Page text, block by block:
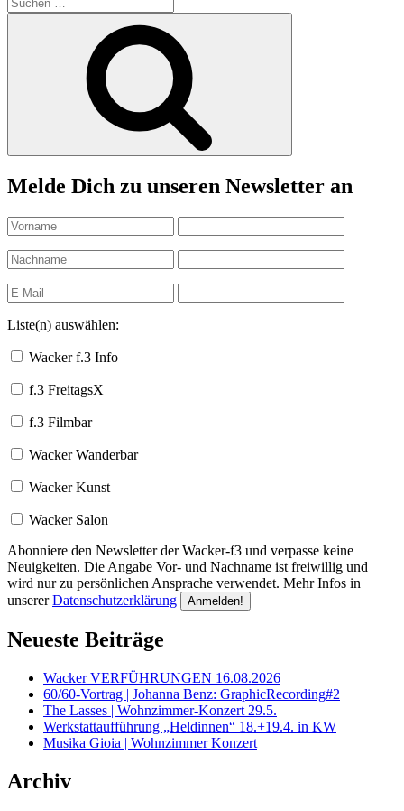
nach:
Melde Dich zu unseren Newsletter an
Liste(n) auswählen:
Wacker f.3 Info
f.3 FreitagsX
f.3 Filmbar
Wacker Wanderbar
Wacker Kunst
Wacker Salon
Abonniere den Newsletter der Wacker-f3 und verpasse keine
Neuigkeiten. Die Angabe Vor- und Nachname ist freiwillig und
wird nur zu persönlichen Ansprache verwendet. Mehr Infos in
unsererDatenschutzerklärung
Neueste Beiträge
Wacker VERFÜHRUNGEN 16.08.2026
60/60-Vortrag | Johanna Benz: GraphicRecording#2
The Lasses | Wohnzimmer-Konzert 29.5.
Werkstattaufführung „Heldinnen“ 18.+19.4. in KW
Musika Gioia | Wohnzimmer Konzert
Archiv